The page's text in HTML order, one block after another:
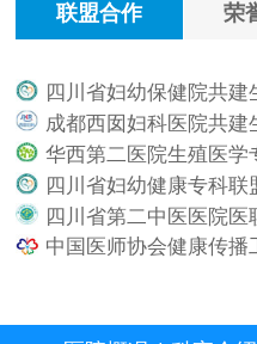
联盟合作 荣
四川省妇幼保健院共建
成都西囡妇科医院共建
华西第二医院生殖医学
四川省妇幼健康专科联
四川省第二中医医院医
中国医师协会健康传播